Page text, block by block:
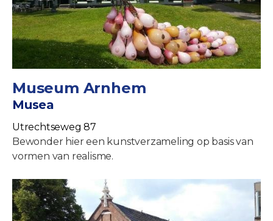
Museum Arnhem
Musea
Utrechtseweg 87
Bewonder hier een kunstverzameling op basis van
vormen van realisme.